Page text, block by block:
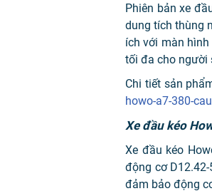
Phiên bản xe
dung tích thùng
ích với màn
tối đa cho người
Chi tiết sản
howo-a7-380-
Xe đầu kéo
Xe đầu kéo
động cơ
đảm bảo động